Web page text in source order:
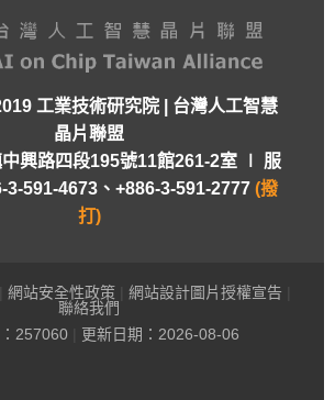
工業技術研究院 | 台灣人工智慧
晶片聯盟
興路四段195號11館261-2室 ∣ 服
3-591-4673、+886-3-591-2777 (撥
打)
網站安全性政策 網站設計圖片授權宣告
聯絡我們
257060 更新日期：2026-08-06